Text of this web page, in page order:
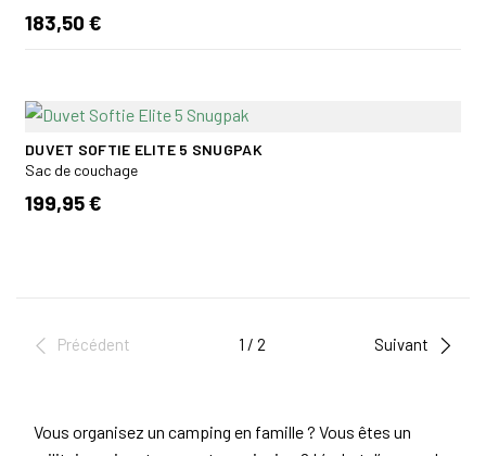
Vous organisez un camping en famille ? Vous êtes un
183,50 €
DUVET SOFTIE ELITE 5 SNUGPAK
Sac de couchage
199,95 €
Précédent 1 / 2 Suivant